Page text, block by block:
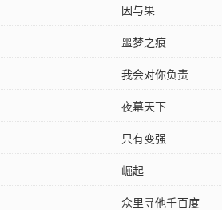
因与果
噩梦之痕
我会对你负责
夜幕天下
只有变强
崛起
众里寻他千百度